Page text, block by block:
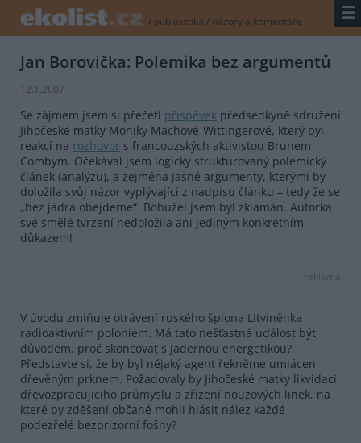
/ publicistika / názory a komentáře ☰
Jan Borovička: Polemika bez argumentů
12.1.2007
Se zájmem jsem si přečetl příspěvek předsedkyně sdružení
Jihočeské matky Moniky Machové-Wittingerové, který byl
reakcí na rozhovor s francouzských aktivistou Brunem
Combym. Očekával jsem logicky strukturovaný polemický
článek (analýzu), a zejména jasné argumenty, kterými by
doložila svůj názor vyplývající z nadpisu článku – tedy že se
„bez jádra obejdeme“. Bohužel jsem byl zklamán. Autorka
své smělé tvrzení nedoložila ani jediným konkrétním
důkazem!
reklama
V úvodu zmiňuje otrávení ruského špiona Litviněnka
radioaktivním poloniem. Má tato nešťastná událost být
důvodem, proč skoncovat s jadernou energetikou?
Představte si, že by byl nějaký agent řekněme umlácen
dřevěným prknem. Požadovaly by Jihočeské matky likvidaci
dřevozpracujícího průmyslu a zřízení nouzových linek, na
které by zděšení občané mohli hlásit nález každé
podezřelé bezprizorní fošny?